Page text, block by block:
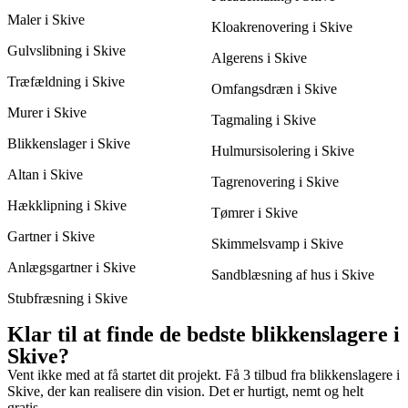
Maler i Skive
Gulvslibning i Skive
Træfældning i Skive
Murer i Skive
Blikkenslager i Skive
Altan i Skive
Hækklipning i Skive
Gartner i Skive
Anlægsgartner i Skive
Stubfræsning i Skive
Kloakrenovering i Skive
Algerens i Skive
Omfangsdræn i Skive
Tagmaling i Skive
Hulmursisolering i Skive
Tagrenovering i Skive
Tømrer i Skive
Skimmelsvamp i Skive
Sandblæsning af hus i Skive
Klar til at finde de bedste blikkenslagere i
Skive?
Vent ikke med at få startet dit projekt. Få 3 tilbud fra blikkenslagere i
Skive, der kan realisere din vision. Det er hurtigt, nemt og helt